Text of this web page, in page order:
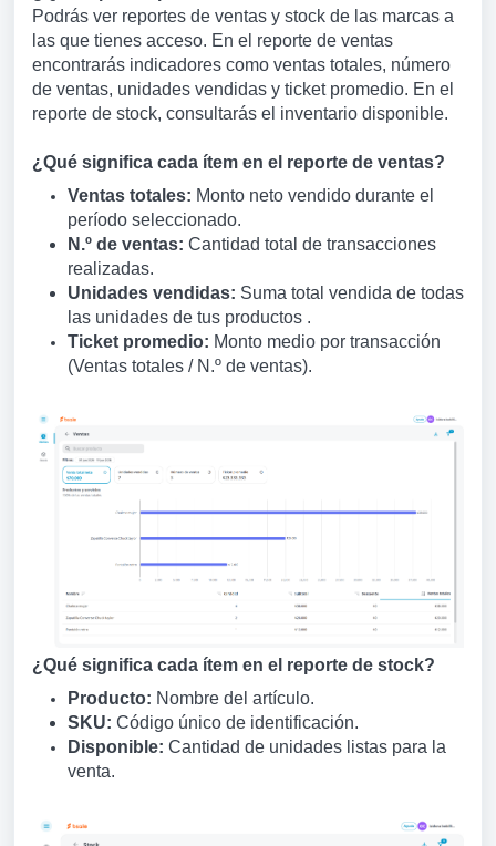
Podrás ver reportes de ventas y stock de las marcas a
las que tienes acceso. En el reporte de ventas
encontrarás indicadores como ventas totales, número
de ventas, unidades vendidas y ticket promedio. En el
reporte de stock, consultarás el inventario disponible.
¿Qué significa cada ítem en el reporte de ventas?
Ventas totales: Monto neto vendido durante el
período seleccionado.
N.º de ventas: Cantidad total de transacciones
realizadas.
Unidades vendidas: Suma total vendida de todas
las unidades de tus productos .
Ticket promedio: Monto medio por transacción
(Ventas totales / N.º de ventas).
¿Qué significa cada ítem en el reporte de stock?
Producto: Nombre del artículo.
SKU: Código único de identificación.
Disponible: Cantidad de unidades listas para la
venta.